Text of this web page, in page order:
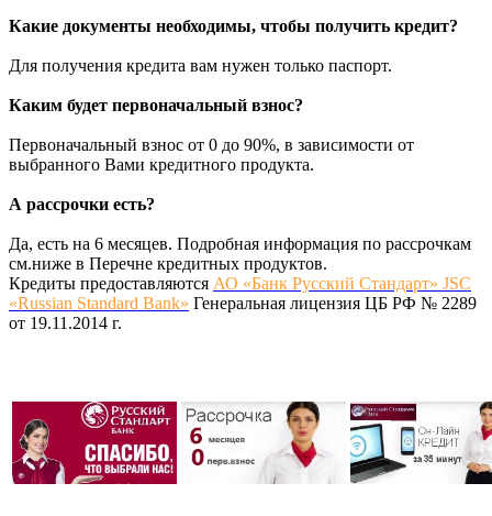
Какие документы необходимы, чтобы получить кредит?
Для получения кредита вам нужен только паспорт.
Каким будет первоначальный взнос?
Первоначальный взнос от 0 до 90%, в зависимости от
выбранного Вами кредитного продукта.
А рассрочки есть?
Да, есть на 6 месяцев. Подробная информация по рассрочкам
см.ниже в Перечне кредитных продуктов.
Кредиты предоставляются АО «Банк Русский Стандарт» JSC
«Russian Standard Bank» Генеральная лицензия ЦБ РФ № 2289
от 19.11.2014 г.